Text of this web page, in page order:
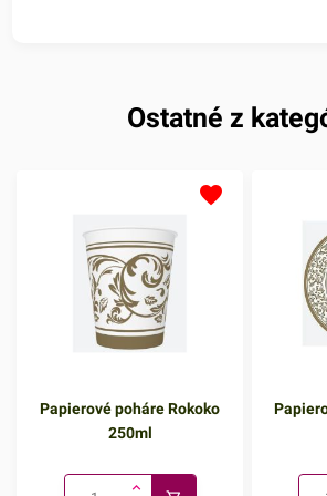
Ostatné z
Papierové poháre Rokoko
250ml